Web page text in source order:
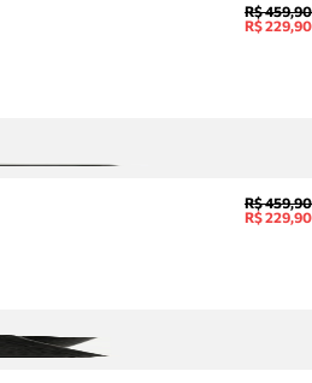
R$ 459,90
R$ 229,90
R$ 459,90
R$ 229,90